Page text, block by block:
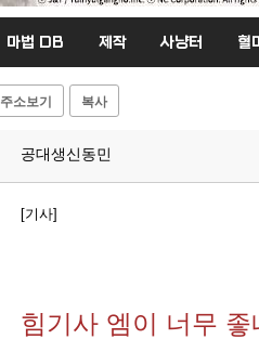
마법 DB 제작 사냥터 혈
주소보기 복사
공대생신동민
[기사]
힘기사 엠이 너무 좋